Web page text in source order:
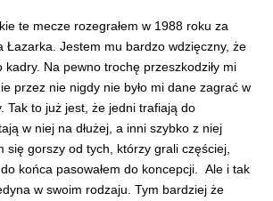
te mecze rozegrałem w 1988 roku za
Łazarka. Jestem mu bardzo wdzięczny, że
kadry. Na pewno trochę przeszkodziły mi
przez nie nigdy nie było mi dane zagrać w
Tak to już jest, że jedni trafiają do
w niej na dłużej, a inni szybko z niej
się gorszy od tych, którzy grali częściej,
końca pasowałem do koncepcji. Ale i tak
w swoim rodzaju. Tym bardziej że